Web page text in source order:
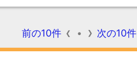
前の10件 ・ 次の10件